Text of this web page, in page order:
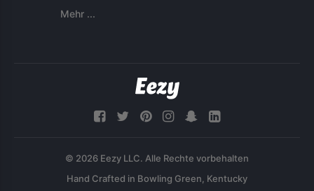
Mehr ...
© 2026 Eezy LLC. Alle Rechte vorbehalten